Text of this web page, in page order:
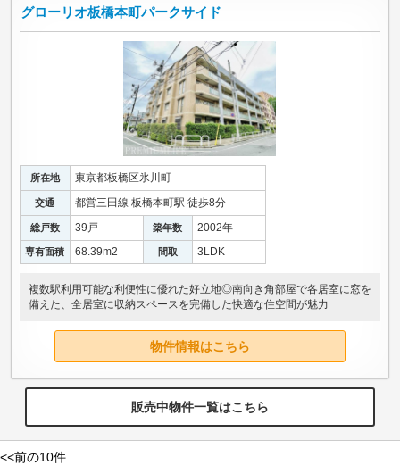
グローリオ板橋本町パークサイド
所在地 東京都板橋区氷川町
交通 都営三田線 板橋本町駅 徒歩8分
総戸数 39戸 築年数 2002年
専有面積 68.39m2 間取 3LDK
複数駅利用可能な利便性に優れた好立地◎南向き角部屋で各居室に窓を
備えた、全居室に収納スペースを完備した快適な住空間が魅力
物件情報はこちら
販売中物件一覧はこちら
<<前の10件